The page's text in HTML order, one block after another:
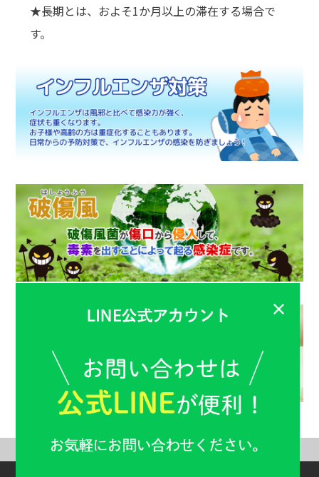
★長期とは、およそ1か月以上の滞在する場合で
す。